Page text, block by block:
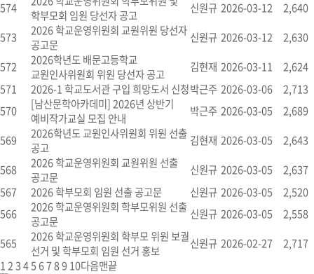
574
학부모회 임원 당선자 공고
신원규 2026-03-12
2,640
573
2026 학교운영위원회 교원위원 당선자
공고문
신원규 2026-03-12
2,630
572
2026학년도 배문고등학교
교원인사위원회 위원 당선자 공고
김현재 2026-03-11
2,624
571
2026-1 학교도서관 구입 희망도서 신청박근주 2026-03-06
2,713
570
[남산문학아카데미] 2026년 상반기
예비작가교실 모집 안내
박근주 2026-03-05
2,689
569
2026학년도 교원인사위원회 위원 선출
공고
김현재 2026-03-05
2,643
568
2026 학교운영위원회 교원위원 선출
공고문
신원규 2026-03-05
2,637
567
2026 학부모회 임원 선출 공고문 신원규 2026-03-05
2,520
566
2026 학교운영위원회 학부모위원 선출
공고문
신원규 2026-03-05
2,558
565
2026 학교운영위원회 학부모 위원 보궐
선거 및 학부모회 임원 선거 홍보
신원규 2026-02-27
2,717
12345678910다음맨끝